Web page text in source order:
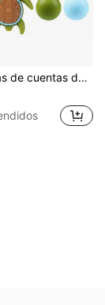
para hacer joyas, perfectas para dijes de teléfono DIY, cordones, accesorios de bolígrafos con cuentas, decoraciones navideñas y otras manualidades hechas a mano - regalo ideal